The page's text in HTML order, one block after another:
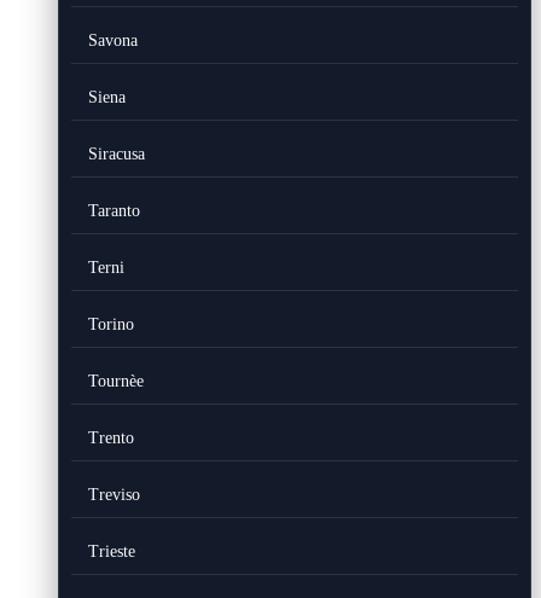
Savona
Siena
Siracusa
Taranto
Terni
Torino
Tournèe
Trento
Treviso
Trieste